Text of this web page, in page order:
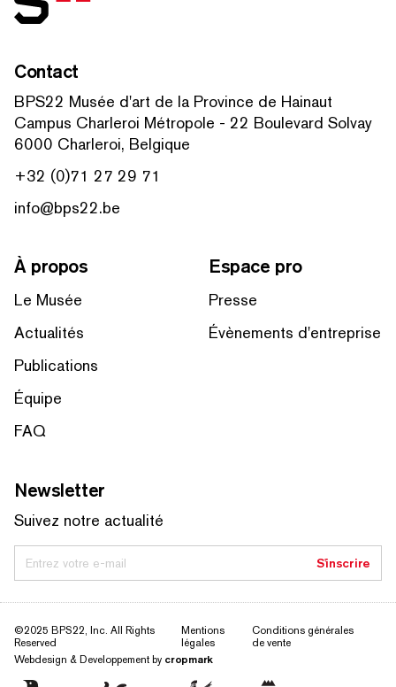
Contact
BPS22 Musée d'art de la Province de Hainaut
Campus Charleroi Métropole - 22 Boulevard Solvay
6000 Charleroi, Belgique
+32 (0)71 27 29 71
info@bps22.be
À propos
Le Musée
Actualités
Publications
Équipe
FAQ
Espace pro
Presse
Évènements d'entreprise
Newsletter
Suivez notre actualité
Entrez votre e-mail S'inscrire
©2025 BPS22, Inc. All Rights
Reserved
Mentions
légales
Conditions générales
de vente
Webdesign & Developpement by cropmark